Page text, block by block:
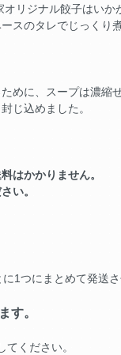
リジナル餃子はいか
スのタレでじっくり
めに、スープは濃縮
じ込めました。
はかかりません。
い。
1つにまとめて発送さ
す。
ください。